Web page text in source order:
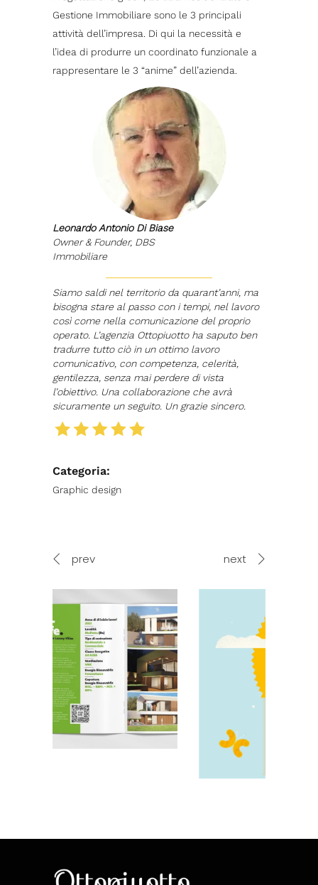
Gestione Immobiliare sono le 3 principali
attività dell’impresa. Di qui la necessità e
l’idea di produrre un coordinato funzionale a
rappresentare le 3 “anime” dell’azienda.
Leonardo Antonio Di Biase
Owner & Founder, DBS
Immobiliare
Siamo saldi nel territorio da quarant’anni, ma
bisogna stare al passo con i tempi, nel lavoro
così come nella comunicazione del proprio
operato. L’agenzia Ottopiuotto ha saputo ben
tradurre tutto ciò in un ottimo lavoro
comunicativo, con competenza, celerità,
gentilezza, senza mai perdere di vista
l’obiettivo. Una collaborazione che avrà
sicuramente un seguito. Un grazie sincero.
Categoria:
Graphic design
prev next
Advertising e branding – RAM
Elettronica